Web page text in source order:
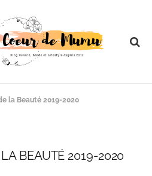
la Beauté 2019-2020
BEAUTÉ 2019-2020